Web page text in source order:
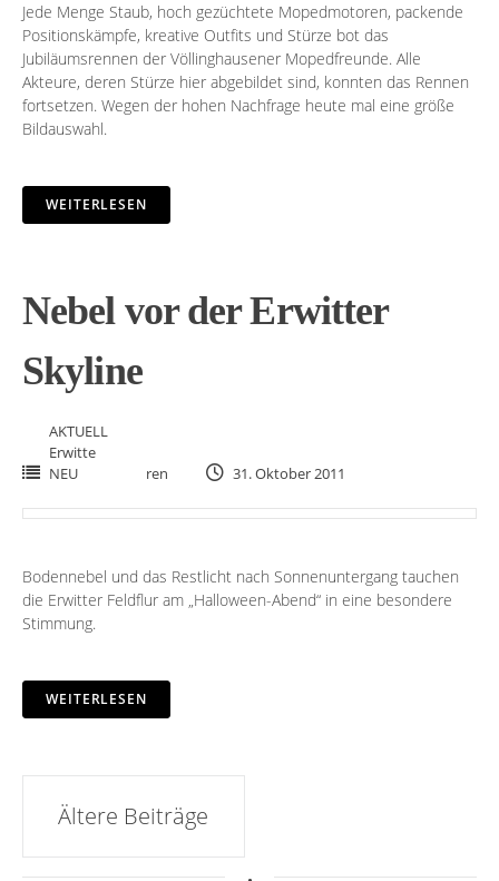
Jede Menge Staub, hoch gezüchtete Mopedmotoren, packende
Positionskämpfe, kreative Outfits und Stürze bot das
Jubiläumsrennen der Völlinghausener Mopedfreunde. Alle
Akteure, deren Stürze hier abgebildet sind, konnten das Rennen
fortsetzen. Wegen der hohen Nachfrage heute mal eine größe
Bildauswahl.
WEITERLESEN
Nebel vor der Erwitter
Skyline
AKTUELL
Erwitte
NEU
ren 31. Oktober 2011
Bodennebel und das Restlicht nach Sonnenuntergang tauchen
die Erwitter Feldflur am „Halloween-Abend“ in eine besondere
Stimmung.
WEITERLESEN
Beitrags-
Navigation
Ältere Beiträge
.